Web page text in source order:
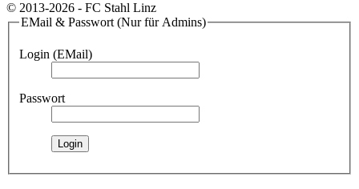
© 2013-2026 - FC Stahl Linz
EMail & Passwort (Nur für Admins)
Login (EMail)
Passwort